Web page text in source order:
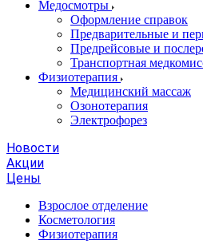
Медосмотры
Оформление справок
Предварительные и
Предрейсовые и
Транспортная
Физиотерапия
Медицинский массаж
Озонотерапия
Электрофорез
Новости
Акции
Цены
Взрослое отделение
Косметология
Физиотерапия